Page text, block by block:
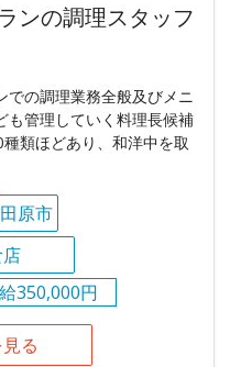
ンの調理スタッフ
での調理業務全般及びメニ
も管理していく料理長候補
類ほどあり、和洋中を取
田原市
350,000円
る